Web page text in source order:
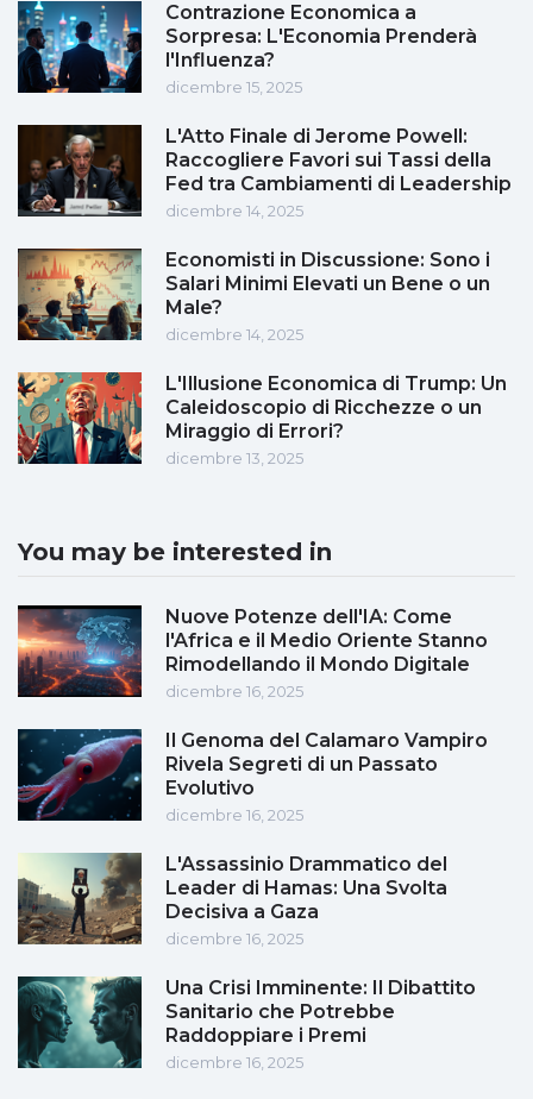
Contrazione Economica a
Sorpresa: L'Economia Prenderà
l'Influenza?
dicembre 15, 2025
L'Atto Finale di Jerome Powell:
Raccogliere Favori sui Tassi della
Fed tra Cambiamenti di Leadership
dicembre 14, 2025
Economisti in Discussione: Sono i
Salari Minimi Elevati un Bene o un
Male?
dicembre 14, 2025
L'Illusione Economica di Trump: Un
Caleidoscopio di Ricchezze o un
Miraggio di Errori?
dicembre 13, 2025
You may be interested in
Nuove Potenze dell'IA: Come
l'Africa e il Medio Oriente Stanno
Rimodellando il Mondo Digitale
dicembre 16, 2025
Il Genoma del Calamaro Vampiro
Rivela Segreti di un Passato
Evolutivo
dicembre 16, 2025
L'Assassinio Drammatico del
Leader di Hamas: Una Svolta
Decisiva a Gaza
dicembre 16, 2025
Una Crisi Imminente: Il Dibattito
Sanitario che Potrebbe
Raddoppiare i Premi
dicembre 16, 2025